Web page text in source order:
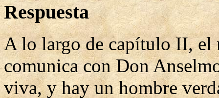
Respuesta
A lo largo de capítulo II, el
comunica con Don
viva, y hay un hombre